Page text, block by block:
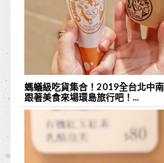
螞蟻級吃貨集合！2019全台北中
跟著美食來場環島旅行吧！...